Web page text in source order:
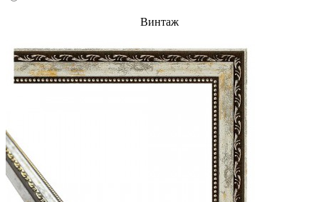
Винтаж